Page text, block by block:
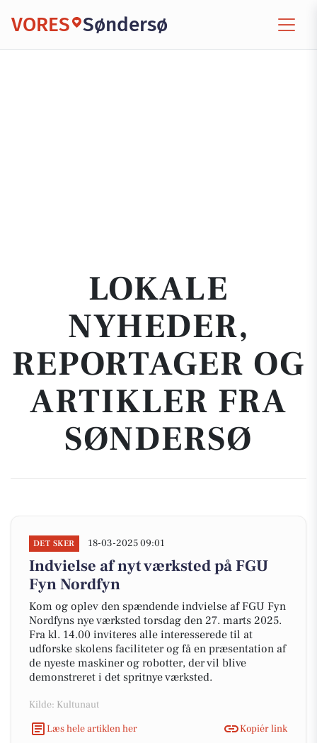
VORES Søndersø
LOKALE
NYHEDER,
REPORTAGER OG
ARTIKLER FRA
SØNDERSØ
DET SKER 18-03-2025 09:01
Indvielse af nyt værksted på FGU
Fyn Nordfyn
Kom og oplev den spændende indvielse af FGU Fyn
Nordfyns nye værksted torsdag den 27. marts 2025.
Fra kl. 14.00 inviteres alle interesserede til at
udforske skolens faciliteter og få en præsentation af
de nyeste maskiner og robotter, der vil blive
demonstreret i det spritnye værksted.
Kilde: Kultunaut
Læs hele artiklen her
Kopiér link